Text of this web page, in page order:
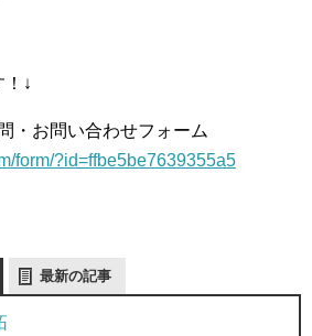
↓
・お問い合わせフォーム
form/?id=ffbe5be7639355a5
最新の記事